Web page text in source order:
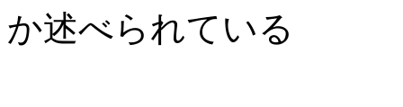
か述べられている